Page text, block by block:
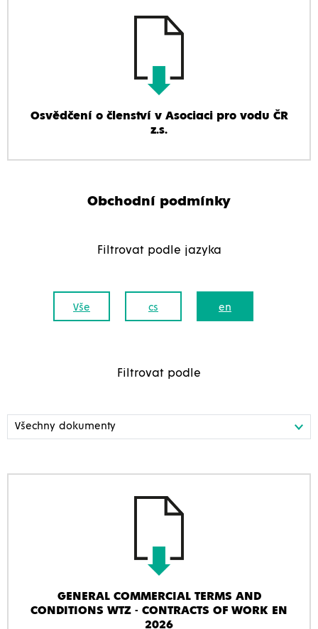
Osvědčení o členství v Asociaci pro vodu ČR
z.s.
Obchodní podmínky
Filtrovat podle jazyka
Vše cs en
Filtrovat podle
GENERAL COMMERCIAL TERMS AND
CONDITIONS WTZ - CONTRACTS OF WORK EN
2026